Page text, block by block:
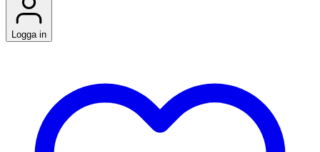
Logga in